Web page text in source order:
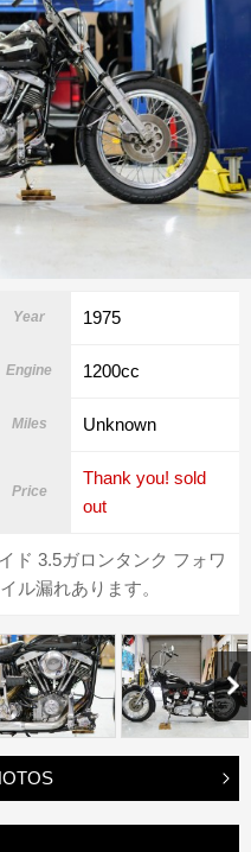
Year 1975
Engine 1200cc
Miles Unknown
Price
Thank you! sold
out
ド 3.5ガロンタンク フォワ
ル漏れあります。